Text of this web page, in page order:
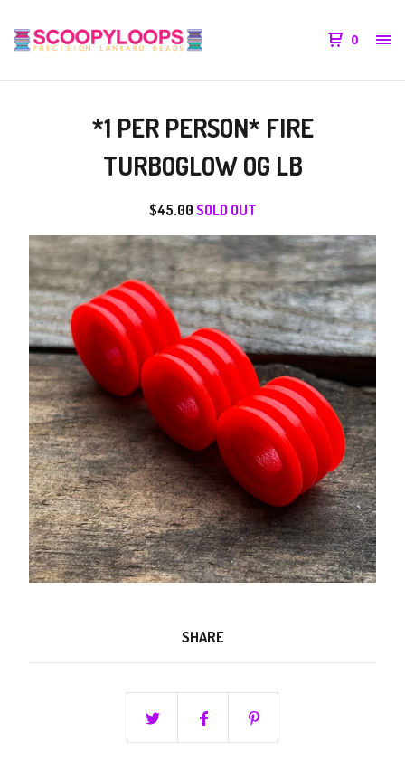
0
*1 PER PERSON* FIRE
TURBOGLOW OG LB
$45.00 SOLD OUT
SHARE